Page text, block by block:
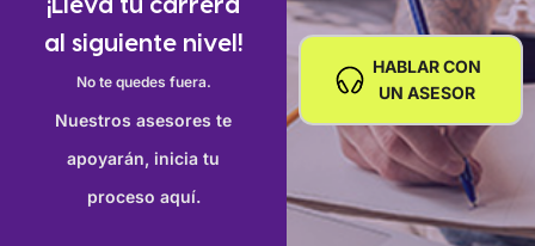
No es recomendable trabajar desde un celular o desde
una tablet porque algunos recursos no podrán ser
aprovechados cabalmente y en algunos cursos no
podrán usarse los softwares necesarios para el
Para una visualización óptima, se
recomienda utilizar computadoras de escritorio.
¡Lleva tu carrera
al siguiente nivel!
No te quedes fuera.
Nuestros asesores te
apoyarán, inicia tu
proceso aquí.
HABLAR CON
UN ASESOR